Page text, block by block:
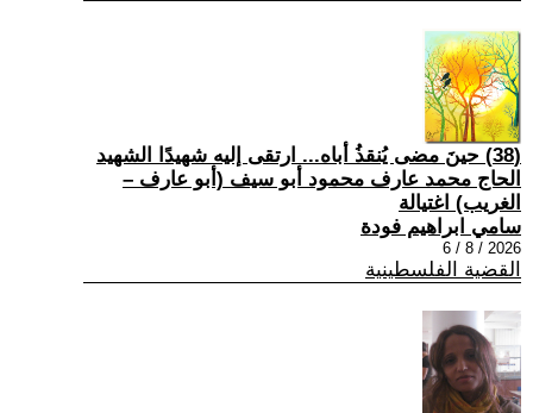
(38) حينَ مضى يُنقذُ أباه... ارتقى إليه شهيدًا الشهيد
الحاج محمد عارف محمود أبو سيف (أبو عارف –
الغريب) اغتيالة
سامي ابراهيم فودة
2026 / 8 / 6
القضية الفلسطينية